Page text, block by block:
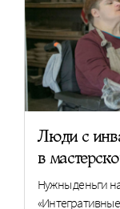
Люди с
в
Нужны деньги